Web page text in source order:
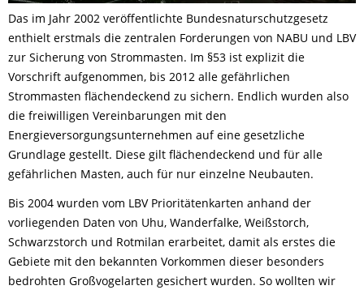
Das im Jahr 2002 veröffentlichte Bundesnaturschutzgesetz
enthielt erstmals die zentralen Forderungen von NABU und LBV
zur Sicherung von Strommasten. Im §53 ist explizit die
Vorschrift aufgenommen, bis 2012 alle gefährlichen
Strommasten flächendeckend zu sichern. Endlich wurden also
die freiwilligen Vereinbarungen mit den
Energieversorgungsunternehmen auf eine gesetzliche
Grundlage gestellt. Diese gilt flächendeckend und für alle
gefährlichen Masten, auch für nur einzelne Neubauten.
Bis 2004 wurden vom LBV Prioritätenkarten anhand der
vorliegenden Daten von Uhu, Wanderfalke, Weißstorch,
Schwarzstorch und Rotmilan erarbeitet, damit als erstes die
Gebiete mit den bekannten Vorkommen dieser besonders
bedrohten Großvogelarten gesichert wurden. So wollten wir